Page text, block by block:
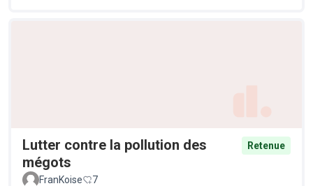
Lutter contre la pollution des
mégots
Retenue
FranKoise 7